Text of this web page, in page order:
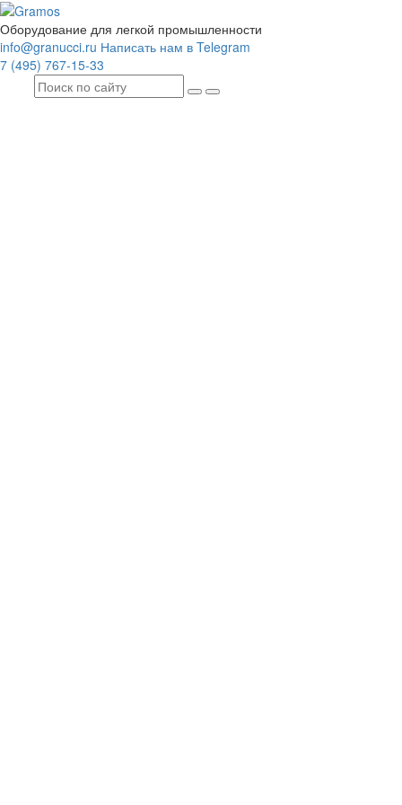
Оборудование для легкой промышленности
info@granucci.ru Написать нам в Telegram
7 (495) 767-15-33